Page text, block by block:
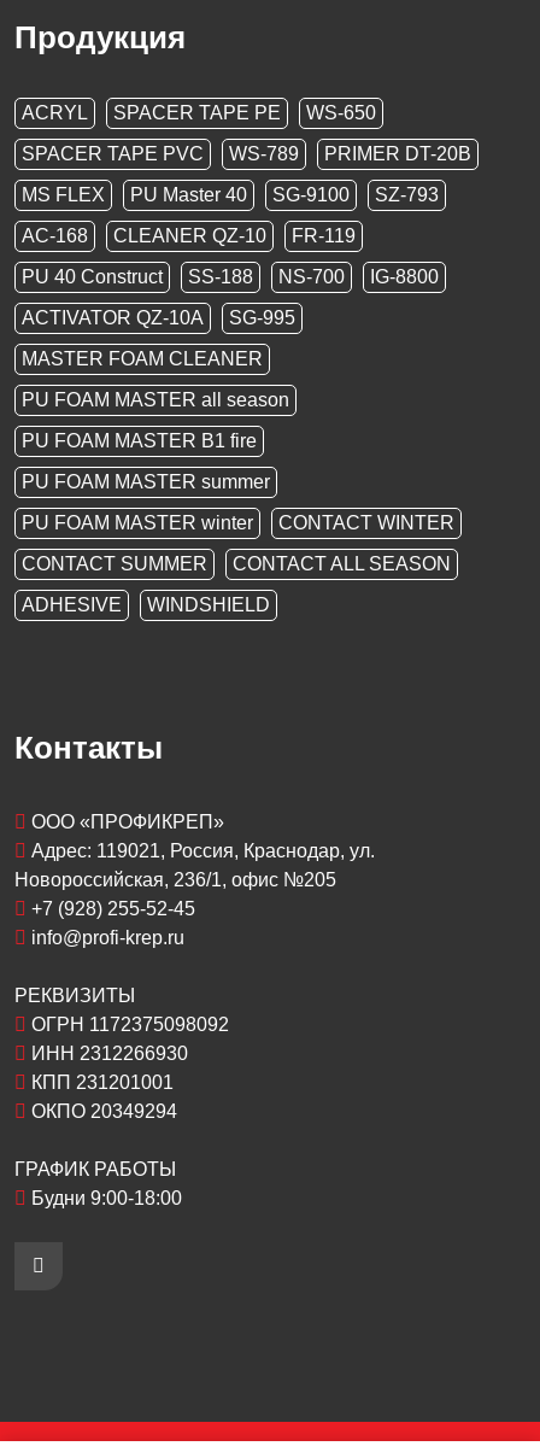
Продукция
ACRYL SPACER TAPE PE
WS-650
SPACER TAPE PVC
WS-789
PRIMER DT-20B
MS FLEX
PU Master 40 SG-9100
SZ-793
AC-168
CLEANER QZ-10
FR-119
PU 40 Construct
SS-188 NS-700
IG-8800
ACTIVATOR QZ-10A
SG-995
MASTER FOAM CLEANER
PU FOAM MASTER all season
PU FOAM MASTER B1 fire
PU FOAM MASTER summer
PU FOAM MASTER winter
CONTACT WINTER
CONTACT SUMMER
CONTACT ALL SEASON
ADHESIVE
WINDSHIELD
Контакты
OOO «ПРОФИКРЕП»
Адрес: 119021, Россия, Краснодар, ул.
Новороссийская, 236/1, офис №205
+7 (928) 255-52-45
info@profi-krep.ru
РЕКВИЗИТЫ
ОГРН 1172375098092
ИНН 2312266930
КПП 231201001
ОКПО 20349294
ГРАФИК РАБОТЫ
Будни 9:00-18:00